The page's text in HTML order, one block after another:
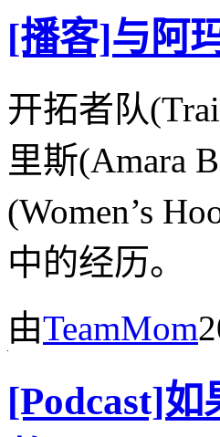
[播客]与阿
开拓者队
里斯(Amara
(Women’s
中的经历。
由TeamMom
[Podcast]